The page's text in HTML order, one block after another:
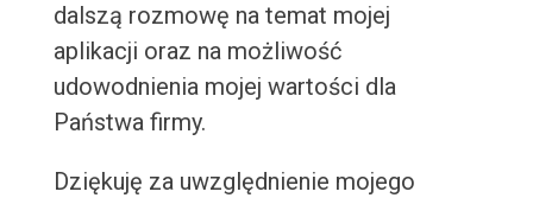
dalszą rozmowę na temat mojej
aplikacji oraz na możliwość
udowodnienia mojej wartości dla
Państwa firmy.
Dziękuję za uwzględnienie mojego